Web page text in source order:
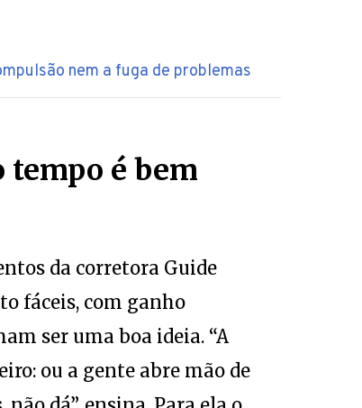
é bem
fáceis, com ganho
ser uma boa ideia. “A
ou a gente abre mão de
dá”, ensina. Para ela o